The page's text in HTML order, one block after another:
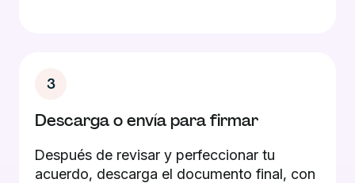
3
Descarga o envía para firmar
Después de revisar y perfeccionar tu
acuerdo, descarga el documento final, con